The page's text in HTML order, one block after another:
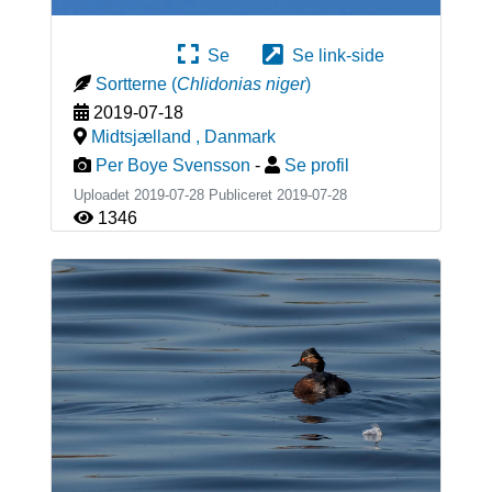
Se
Se link-side
Sortterne (Chlidonias niger)
2019-07-18
Midtsjælland , Danmark
Per Boye Svensson - Se profil
Uploadet 2019-07-28 Publiceret 2019-07-28
1346